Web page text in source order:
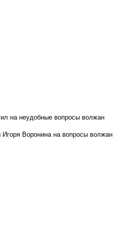
на неудобные вопросы волжан
Воронина на вопросы волжан